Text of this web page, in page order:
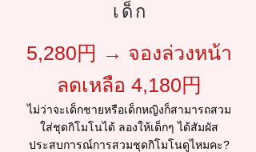
เด็ก
5,280円 → จองล่วงหน้า
ลดเหลือ 4,180円
ไม่ว่าจะเด็กชายหรือเด็กหญิงก็สามารถสวม
ใส่ชุดกิโมโนได้ ลองให้เด็กๆ ได้สัมผัส
ประสบการณ์การสวมชุดกิโมโนดูไหมคะ?